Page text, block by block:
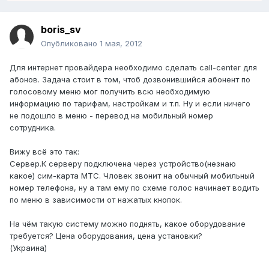
boris_sv
Опубликовано 1 мая, 2012
Для интернет провайдера необходимо сделать call-center для
абонов. Задача стоит в том, чтоб дозвонившийся абонент по
голосовому меню мог получить всю необходимую
информацию по тарифам, настройкам и т.п. Ну и если ничего
не подошло в меню - перевод на мобильный номер
сотрудника.
Вижу всё это так:
Сервер.К серверу подключена через устройство(незнаю
какое) сим-карта МТС. Чловек звонит на обычный мобильный
номер телефона, ну а там ему по схеме голос начинает водить
по меню в зависимости от нажатых кнопок.
На чём такую систему можно поднять, какое оборудование
требуется? Цена оборудования, цена установки?
(Украина)